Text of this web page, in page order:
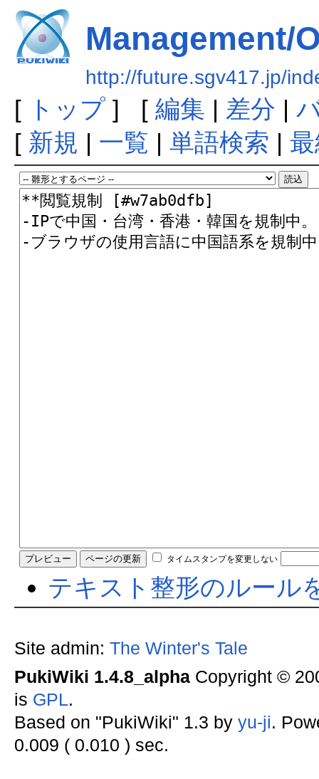
Management/
http://future.sgv417.jp/
[ トップ] [ 編集 | 差分 |
[ 新規 | 一覧 | 単語検索 |
タイムスタンプを変更しない
テキスト整形のルール
Site admin: The Winter's Tale
PukiWiki 1.4.8_alphaCopyright ©
is GPL.
Based on "PukiWiki" 1.3 by yu-ji.
0.009 ( 0.010 ) sec.